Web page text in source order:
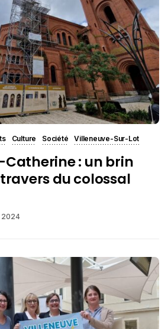
Culture Société Villeneuve-Sur-Lot
Catherine : un brin
du colossal
2024